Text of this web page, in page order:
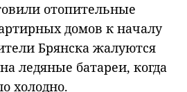
отопительные
домов к началу
Брянска жалуются
ледяные батареи, когда
холодно.